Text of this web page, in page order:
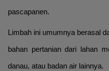
pascapanen.
Limbah ini umumnya berasal
bahan pertanian dari lahan
danau, atau badan air lainnya.